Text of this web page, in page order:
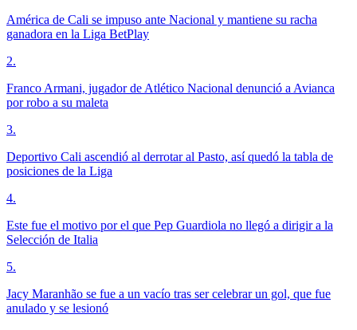
América de Cali se impuso ante Nacional y mantiene su racha
ganadora en la Liga BetPlay
2.
Franco Armani, jugador de Atlético Nacional denunció a Avianca
por robo a su maleta
3.
Deportivo Cali ascendió al derrotar al Pasto, así quedó la tabla de
posiciones de la Liga
4.
Este fue el motivo por el que Pep Guardiola no llegó a dirigir a la
Selección de Italia
5.
Jacy Maranhão se fue a un vacío tras ser celebrar un gol, que fue
anulado y se lesionó